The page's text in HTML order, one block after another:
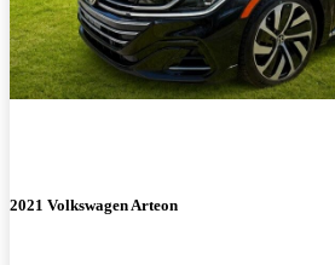
2021 Volkswagen Arteon